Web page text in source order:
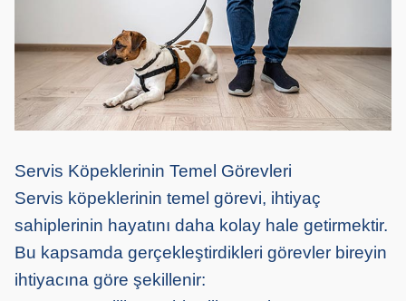
Servis Köpeklerinin Temel Görevleri
Servis köpeklerinin temel görevi, ihtiyaç
sahiplerinin hayatını daha kolay hale getirmektir.
Bu kapsamda gerçekleştirdikleri görevler bireyin
ihtiyacına göre şekillenir: